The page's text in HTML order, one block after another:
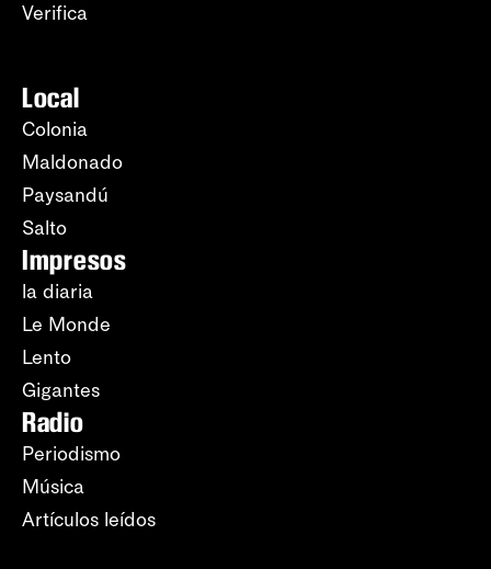
Verifica
Local
Colonia
Maldonado
Paysandú
Salto
Impresos
la diaria
Le Monde
Lento
Gigantes
Radio
Periodismo
Música
Artículos leídos